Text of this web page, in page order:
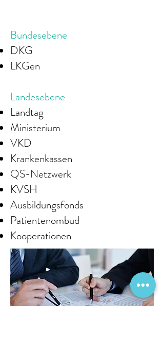
Bundesebene
DKG
LKGen
Landesebene
Landtag
Ministerium
VKD
Krankenkassen
QS-Netzwerk
KVSH
Ausbildungsfonds
Patientenombud
Kooperationen